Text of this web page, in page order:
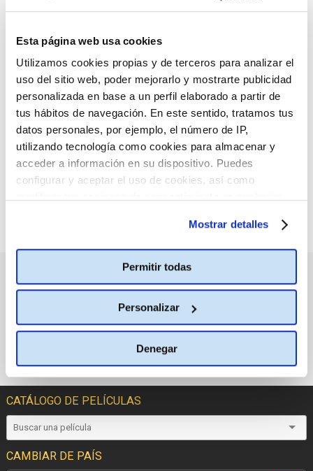
Esta página web usa cookies
Utilizamos cookies propias y de terceros para analizar el
uso del sitio web, poder mejorarlo y mostrarte publicidad
personalizada en base a un perfil elaborado a partir de
tus hábitos de navegación. En este sentido, tratamos tus
datos personales, por ejemplo, el número de IP,
utilizando tecnología como cookies para almacenar y
acceder a información en su dispositivo. Puedes
configurar y aceptar el uso de cookies, así como
Mostrar detalles
Permitir todas
Personalizar
Denegar
CONSULTA MÁS HORARIOS
:(
No hay películas con el
criterio de búsqueda
seleccionado.
PRÓXIMOS ESTRENOS
CATÁLOGO DE PELÍCULAS
CAMBIAR DE PAÍS